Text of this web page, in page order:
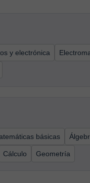
y electrónica
básicas
Cálculo Geometría